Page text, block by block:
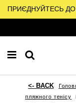
ПРИЄДНУЙТЕСЬ ДО
пляжного тенісу